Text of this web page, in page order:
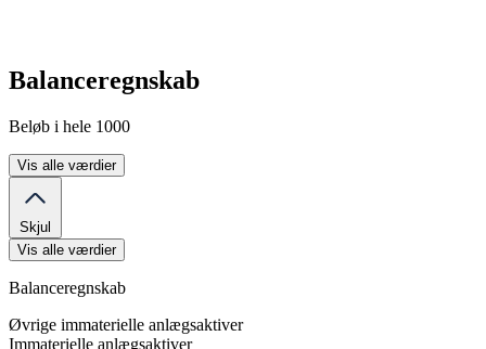
Balanceregnskab
Beløb i hele 1000
Vis alle værdier
Skjul
Vis alle værdier
Balanceregnskab
Øvrige immaterielle anlægsaktiver
Immaterielle anlægsaktiver